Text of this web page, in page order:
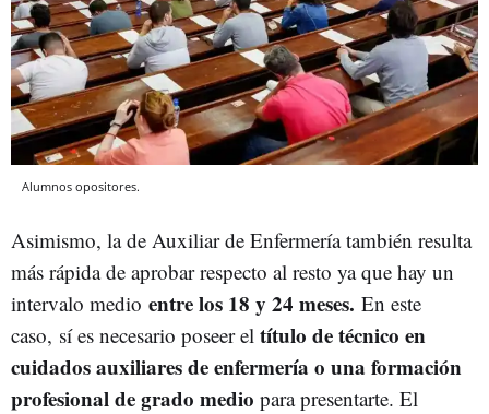
Alumnos opositores.
Asimismo, la de Auxiliar de Enfermería también resulta
más rápida de aprobar respecto al resto ya que hay un
intervalo medio entre los 18 y 24 meses. En este
caso, sí es necesario poseer el título de técnico en
cuidados auxiliares de enfermería o una formación
profesional de grado medio para presentarte. El